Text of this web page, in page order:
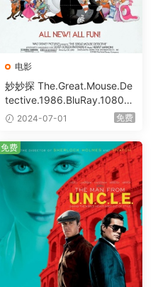
电影
妙妙探 The.Great.Mouse.De
tective.1986.BluRay.1080p.
AVC.DTS-HD.MA.5.1-HDHo
2024-07-01 免费
免费